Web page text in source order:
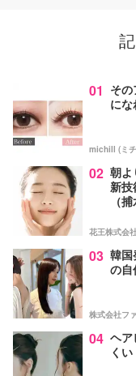
01 そ
に
michill (ミ
02 朝よ
新
（
花王株式会
03 韓国
の自
株式会社フ
04 ヘ
く